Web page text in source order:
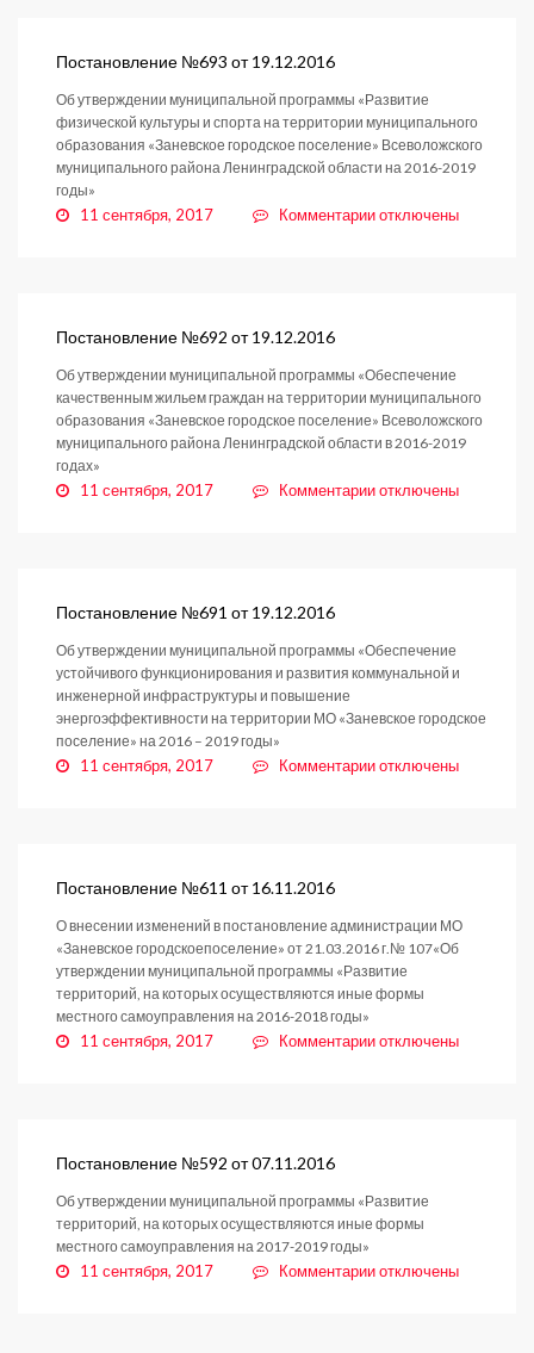
Постановление №693 от 19.12.2016
Об утверждении муниципальной программы «Развитие
физической культуры и спорта на территории муниципального
образования «Заневское городское поселение» Всеволожского
муниципального района Ленинградской области на 2016-2019
годы»
11 сентября, 2017 Комментариикотключены
Постановление №692 от 19.12.2016
Об утверждении муниципальной программы «Обеспечение
качественным жильем граждан на территории муниципального
образования «Заневское городское поселение» Всеволожского
муниципального района Ленинградской области в 2016-2019
годах»
11 сентября, 2017 Комментариикотключены
Постановление №691 от 19.12.2016
Об утверждении муниципальной программы «Обеспечение
устойчивого функционирования и развития коммунальной и
инженерной инфраструктуры и повышение
энергоэффективности на территории МО «Заневское городское
поселение» на 2016 – 2019 годы»
11 сентября, 2017 Комментариикотключены
Постановление №611 от 16.11.2016
О внесении изменений в постановление администрации МО
«Заневское городскоепоселение» от 21.03.2016 г.№ 107«Об
утверждении муниципальной программы «Развитие
территорий, на которых осуществляются иные формы
местного самоуправления на 2016-2018 годы»
11 сентября, 2017 Комментариикотключены
Постановление №592 от 07.11.2016
Об утверждении муниципальной программы «Развитие
территорий, на которых осуществляются иные формы
местного самоуправления на 2017-2019 годы»
11 сентября, 2017 Комментариикотключены